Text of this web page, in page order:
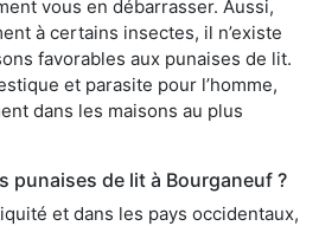
vous en débarrasser. Aussi,
à certains insectes, il n’existe
favorables aux punaises de lit.
et parasite pour l’homme,
dans les maisons au plus
punaises de lit à Bourganeuf ?
et dans les pays occidentaux,